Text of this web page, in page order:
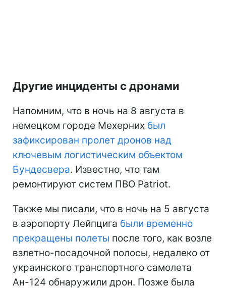
Другие инциденты с дронами
Напомним, что в ночь на 8 августа в
немецком городе Мехерних был
зафиксирован пролет дронов над
ключевым логистическим объектом
Бундесвера. Известно, что там
ремонтируют систем ПВО Patriot.
Также мы писали, что в ночь на 5 августа
в аэропорту Лейпцига были временно
прекращены полеты после того, как возле
взлетно-посадочной полосы, недалеко от
украинского транспортного самолета
Ан-124 обнаружили дрон. Позже была